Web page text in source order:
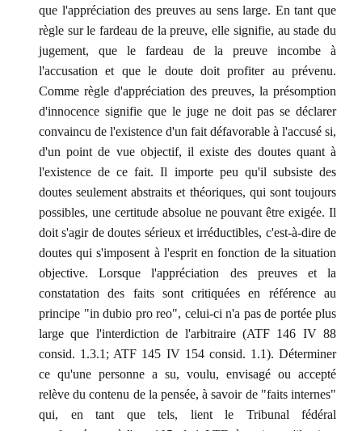
que l'appréciation des preuves au sens large. En tant que
règle sur le fardeau de la preuve, elle signifie, au stade du
jugement, que le fardeau de la preuve incombe à
l'accusation et que le doute doit profiter au prévenu.
Comme règle d'appréciation des preuves, la présomption
d'innocence signifie que le juge ne doit pas se déclarer
convaincu de l'existence d'un fait défavorable à l'accusé si,
d'un point de vue objectif, il existe des doutes quant à
l'existence de ce fait. Il importe peu qu'il subsiste des
doutes seulement abstraits et théoriques, qui sont toujours
possibles, une certitude absolue ne pouvant être exigée. Il
doit s'agir de doutes sérieux et irréductibles, c'est-à-dire de
doutes qui s'imposent à l'esprit en fonction de la situation
objective. Lorsque l'appréciation des preuves et la
constatation des faits sont critiquées en référence au
principe "in dubio pro reo", celui-ci n'a pas de portée plus
large que l'interdiction de l'arbitraire (ATF 146 IV 88
consid. 1.3.1; ATF 145 IV 154 consid. 1.1). Déterminer
ce qu'une personne a su, voulu, envisagé ou accepté
relève du contenu de la pensée, à savoir de "faits internes"
qui, en tant que tels, lient le Tribunal fédéral